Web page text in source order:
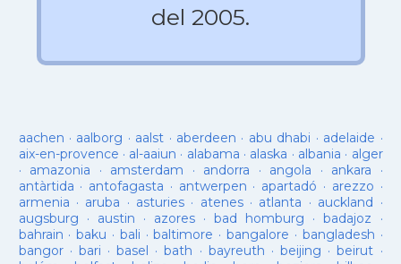
del 2005.
aachen · aalborg · aalst · aberdeen · abu dhabi · adelaide ·
aix-en-provence · al-aaiun · alabama · alaska · albania · alger
· amazonia · amsterdam · andorra · angola · ankara ·
antàrtida · antofagasta · antwerpen · apartadó · arezzo ·
armenia · aruba · asturies· atenes· atlanta · auckland ·
augsburg · austin · azores·bad homburg ·badajoz ·
bahrain ·baku · bali ·baltimore ·bangalore · bangladesh ·
bangor· bari ·basel ·bath · bayreuth ·beijing ·beirut ·